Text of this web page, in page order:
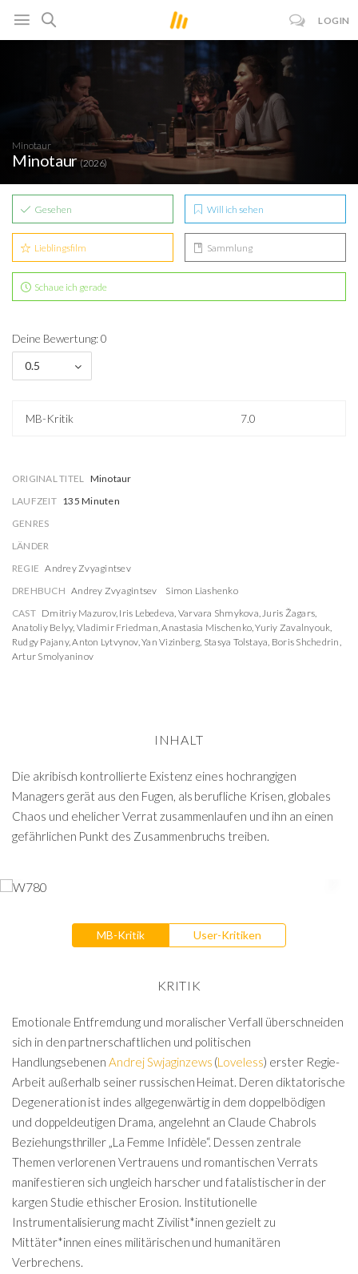
LOGIN
Minotaur
Minotaur(2026)
Gesehen Will ich sehen
Lieblingsfilm Sammlung
Schaue ich gerade
Deine Bewertung: 0
0.5
MB-Kritik 7.0
ORIGINAL TITEL Minotaur
LAUFZEIT 135 Minuten
GENRES
LÄNDER
REGIE Andrey Zvyagintsev
DREHBUCH Andrey Zvyagintsev
Simon Liashenko
CAST Dmitriy Mazurov, Iris Lebedeva, Varvara Shmykova,Juris Žagars,
Anatoliy Belyy, Vladimir Friedman,Anastasia Mischenko,Yuriy Zavalnyouk,
Rudgy Pajany,Anton Lytvynov,Yan Vizinberg, Stasya Tolstaya, Boris Shchedrin,
Artur Smolyaninov
INHALT
Die akribisch kontrollierte Existenz eines hochrangigen
Managers gerät aus den Fugen, als berufliche Krisen, globales
Chaos und ehelicher Verrat zusammenlaufen und ihn an einen
gefährlichen Punkt des Zusammenbruchs treiben.
MB-Kritik User-Kritiken
KRITIK
Emotionale Entfremdung und moralischer Verfall überschneiden
sich in den partnerschaftlichen und politischen
Handlungsebenen Andrej Swjaginzews (Loveless) erster Regie-
Arbeit außerhalb seiner russischen Heimat. Deren diktatorische
Degeneration ist indes allgegenwärtig in dem doppelbödigen
und doppeldeutigen Drama, angelehnt an Claude Chabrols
Beziehungsthriller „La Femme Infidèle“. Dessen zentrale
Themen verlorenen Vertrauens und romantischen Verrats
manifestieren sich ungleich harscher und fatalistischer in der
kargen Studie ethischer Erosion. Institutionelle
Instrumentalisierung macht Zivilist*innen gezielt zu
Mittäter*innen eines militärischen und humanitären
Verbrechens.